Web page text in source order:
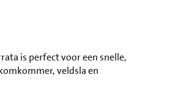
is perfect voor een snelle,
veldsla en